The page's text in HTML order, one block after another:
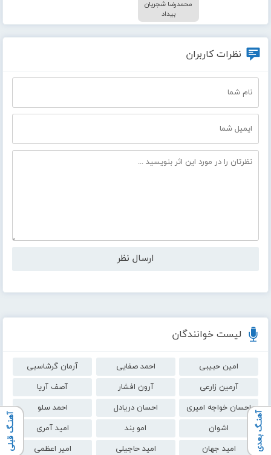
لیست خوانندگان
امین حبیبی احمد صفایی
آرمان گرشاسبی
آرمین زارعی
آرون افشار
آصف آریا
احسان خواجه امیری
احسان دریادل
احمد سلو
اشوان
امو بند
امید آمری
امید جهان
امید حاجیلی
امیر اعظمی
آهنـگ بعدی آهنـگ قبلی
محمدرضا شجریان
بیداد
نظرات کاربران